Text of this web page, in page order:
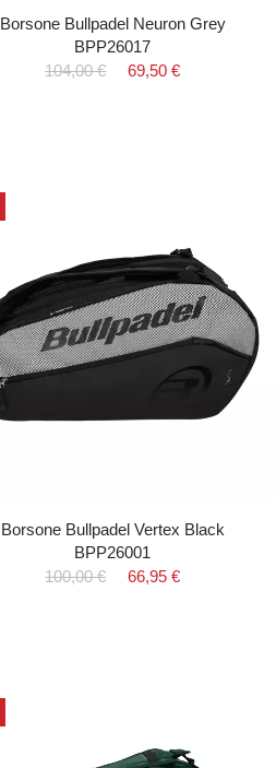
Borsone Bullpadel Neuron Grey
BPP26017
104,00 €
69,50 €
Borsone Bullpadel Vertex Black
BPP26001
100,00 €
66,95 €